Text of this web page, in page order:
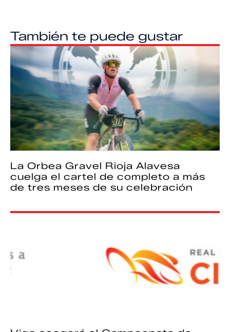
También te puede gustar
La Orbea Gravel Rioja Alavesa
cuelga el cartel de completo a más
de tres meses de su celebración